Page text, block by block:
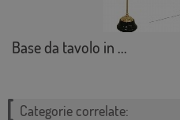
Base da tavolo in ...
Categorie correlate: